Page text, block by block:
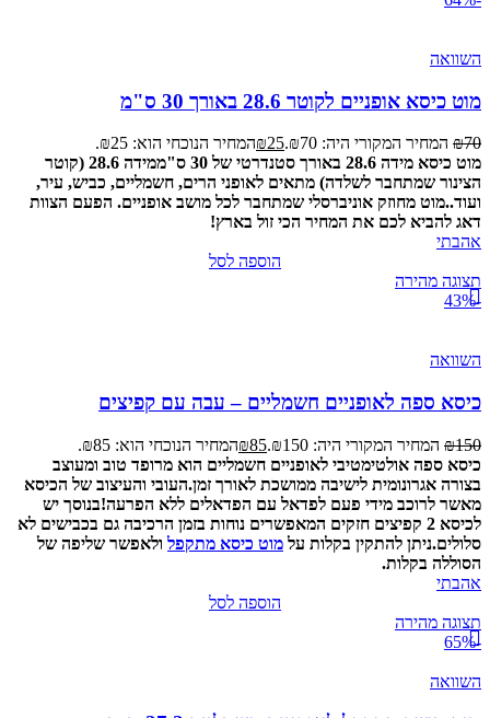
השוואה
מוט כיסא אופניים לקוטר 28.6 באורך 30 ס"מ
₪70 המחיר המקורי היה: ₪70. ₪25
המחיר הנוכחי הוא: ₪25.
מוט כיסא מידה 28.6 באורך סטנדרטי של 30 ס"מ
מידה 28.6 (קוטר
הצינור שמתחבר לשלדה) מתאים לאופני הרים, חשמליים, כביש, עיר,
ועוד..מוט מחוזק אוניברסלי שמתחבר לכל מושב אופניים. הפעם הצוות
דאג להביא לכם את המחיר הכי זול בארץ!
אהבתי
הוספה לסל
תצוגה מהירה
-43%
השוואה
כיסא ספה לאופניים חשמליים – עבה עם קפיצים
₪150 המחיר המקורי היה: ₪150. ₪85
המחיר הנוכחי הוא: ₪85.
כיסא ספה אולטימטיבי לאופניים חשמליים הוא מרופד טוב ומעוצב
בצורה אגרונומית לישיבה ממושכת לאורך זמן.העובי והעיצוב של הכיסא
מאשר לרוכב מידי פעם לפדאל עם הפדאלים ללא הפרעה!בנוסך יש
לכיסא 2 קפיצים חזקים המאפשרים נוחות בזמן הרכיבה גם בכבישים לא
סלולים.ניתן להתקין בקלות על מוט כיסא מתקפל ולאפשר שליפה של
הסוללה בקלות.
אהבתי
הוספה לסל
תצוגה מהירה
-65%
השוואה